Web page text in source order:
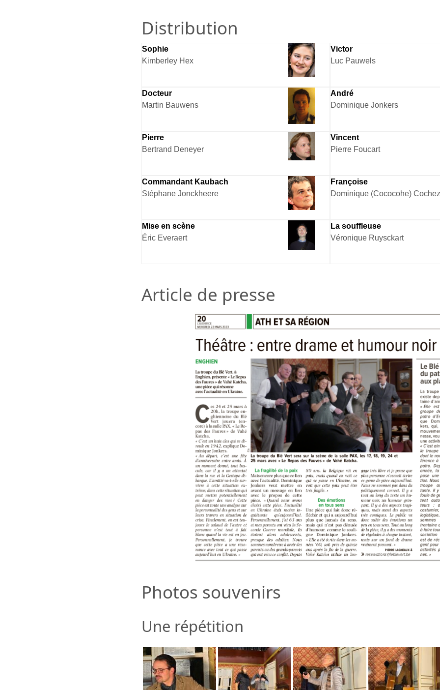
Distribution
Sophie
Kimberley Hex
Victor
Luc Pauwels
Docteur
Martin Bauwens
André
Dominique Jonkers
Pierre
Bertrand Deneyer
Vincent
Pierre Foucart
Commandant Kaubach
Stéphane Jonckheere
Françoise
Dominique (Cococohe) Cochez
Mise en scène
Éric Everaert
La souffleuse
Véronique Ruysckart
Article de presse
Photos souvenirs
Une répétition